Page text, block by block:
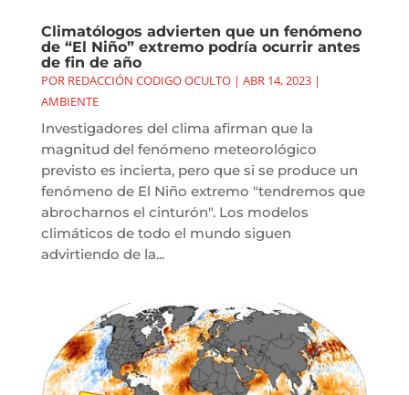
Climatólogos advierten que un fenómeno
de “El Niño” extremo podría ocurrir antes
de fin de año
POR REDACCIÓN CODIGO OCULTO| ABR 14, 2023|
AMBIENTE
Investigadores del clima afirman que la
magnitud del fenómeno meteorológico
previsto es incierta, pero que si se produce un
fenómeno de El Niño extremo "tendremos que
abrocharnos el cinturón". Los modelos
climáticos de todo el mundo siguen
advirtiendo de la...